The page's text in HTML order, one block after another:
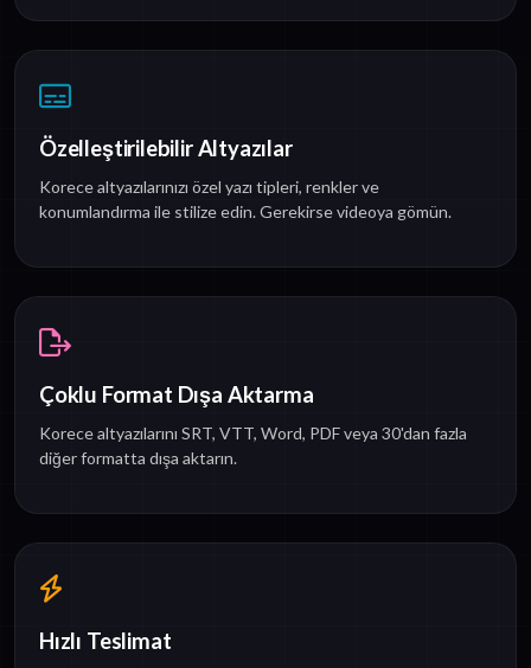
Özelleştirilebilir Altyazılar
Korece altyazılarınızı özel yazı tipleri, renkler ve
konumlandırma ile stilize edin. Gerekirse videoya gömün.
Çoklu Format Dışa Aktarma
Korece altyazılarını SRT, VTT, Word, PDF veya 30'dan fazla
diğer formatta dışa aktarın.
Hızlı Teslimat